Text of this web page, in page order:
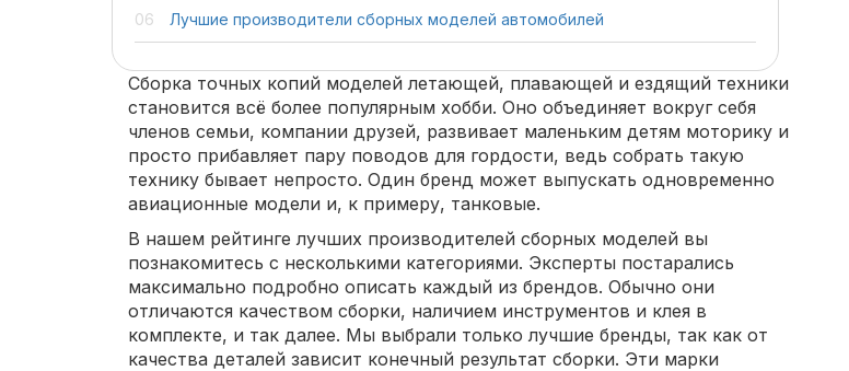
Лучшие производители сборных моделей автомобилей
Сборка точных копий моделей летающей, плавающей и ездящий техники
становится всё более популярным хобби. Оно объединяет вокруг себя
членов семьи, компании друзей, развивает маленьким детям моторику и
просто прибавляет пару поводов для гордости, ведь собрать такую
технику бывает непросто. Один бренд может выпускать одновременно
авиационные модели и, к примеру, танковые.
В нашем рейтинге лучших производителей сборных моделей вы
познакомитесь с несколькими категориями. Эксперты постарались
максимально подробно описать каждый из брендов. Обычно они
отличаются качеством сборки, наличием инструментов и клея в
комплекте, и так далее. Мы выбрали только лучшие бренды, так как от
качества деталей зависит конечный результат сборки. Эти марки